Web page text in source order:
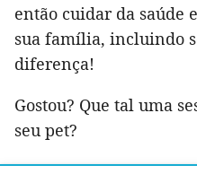
então cuidar da saúde
sua família, incluindo
diferença!
Gostou? Que tal uma
seu pet?